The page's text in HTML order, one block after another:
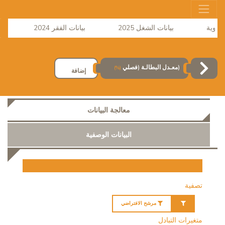
بيانات الشغل 2025 بيانات الفقر 2024
(معـدل البطالـة (فصلي (%) إضافة
معالجة البيانات
البيانات الوصفية
تصفية
مرشح الافتراضي
متغيرات التبادل